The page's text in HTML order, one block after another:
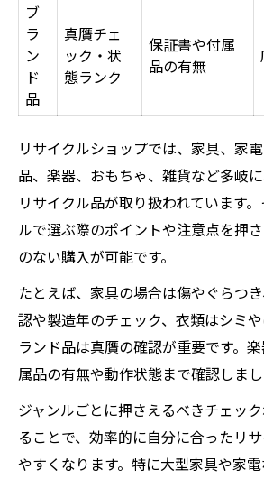
ブ
ラ
ン
ド
品
真贋チェ
ック・状
態ランク
保証書や付属
品の有無
リサイクルショップでは、家具、家
品、楽器、おもちゃ、雑貨など多岐
リサイクル品が取り扱われています
ルで選ぶ際のポイントや注意点を押
のない購入が可能です。
たとえば、家具の場合は傷やぐらつ
認や製造年のチェック、衣類はシミ
ランド品は真贋の確認が重要です。
属品の有無や動作状態まで確認しまし
ジャンルごとに押さえるべきチェッ
ることで、効率的に自分に合ったリ
やすくなります。特に大型家具や家